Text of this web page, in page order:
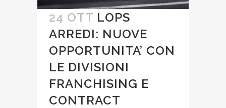
24 OTT LOPS
ARREDI: NUOVE
OPPORTUNITA’ CON
LE DIVISIONI
FRANCHISING E
CONTRACT